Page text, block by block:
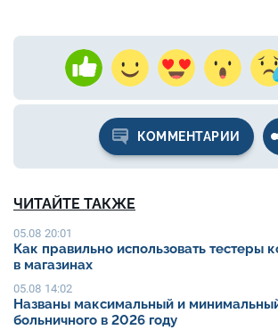
КОММЕНТАРИИ
ЧИТАЙТЕ ТАКЖЕ
05.08 20:01
Как правильно использовать тестеры
в магазинах
05.08 14:02
Названы максимальный и
больничного в 2026 году